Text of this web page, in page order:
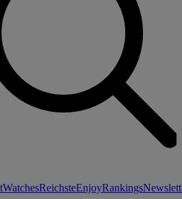
WatchesReichsteEnjoyRankings